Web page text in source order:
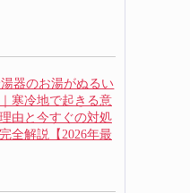
器のお湯がぬるい
寒冷地で起きる意
由と今すぐの対処
全解説【2026年最